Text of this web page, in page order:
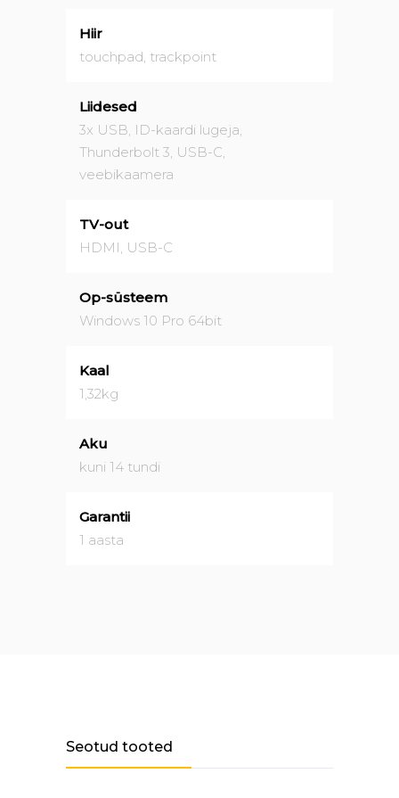
Hiir
touchpad, trackpoint
Liidesed
3x USB, ID-kaardi lugeja,
Thunderbolt 3, USB-C,
veebikaamera
TV-out
HDMI, USB-C
Op-süsteem
Windows 10 Pro 64bit
Kaal
1,32kg
Aku
kuni 14 tundi
Garantii
1 aasta
Seotud tooted